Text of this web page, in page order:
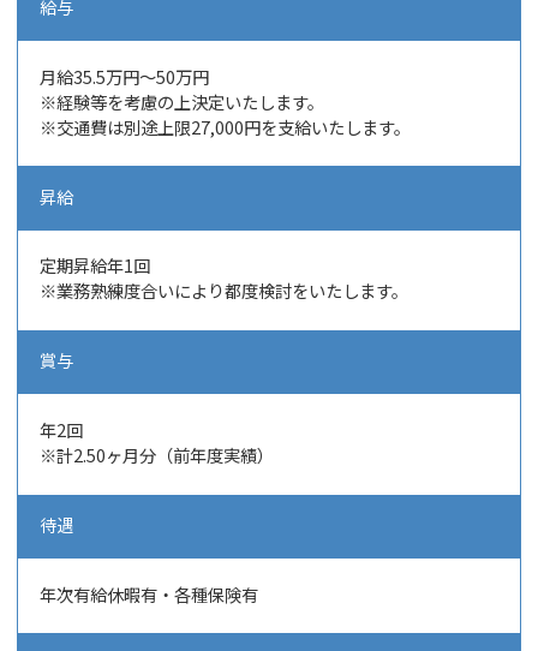
給与
月給35.5万円～50万円
※経験等を考慮の上決定いたします。
※交通費は別途上限27,000円を支給いたします。
昇給
定期昇給年1回
※業務熟練度合いにより都度検討をいたします。
賞与
年2回
※計2.50ヶ月分（前年度実績）
待遇
年次有給休暇有・各種保険有